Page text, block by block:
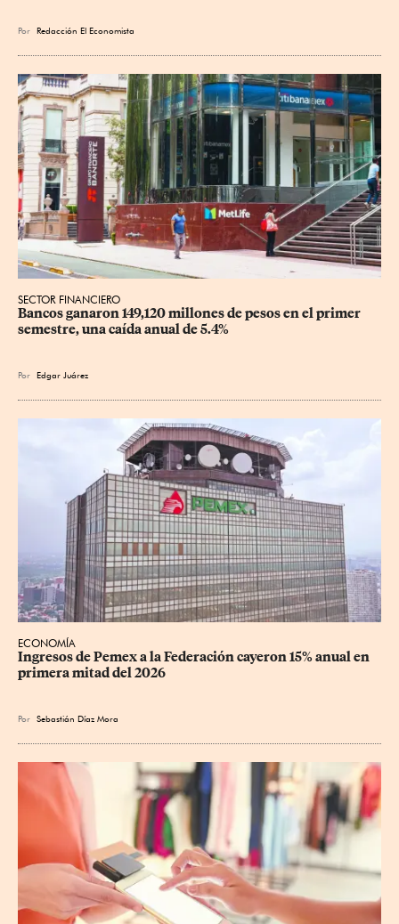
Por Redacción El Economista
SECTOR FINANCIERO
Bancos ganaron 149,120 millones de pesos en el primer
semestre, una caída anual de 5.4%
Por Edgar Juárez
ECONOMÍA
Ingresos de Pemex a la Federación cayeron 15% anual en
primera mitad del 2026
Por Sebastián Díaz Mora